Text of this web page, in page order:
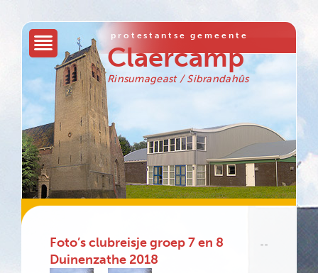
protestantse gemeente
Claercamp
Rinsumageast / Sibrandahûs
--
Foto’s clubreisje groep 7 en 8
Duinenzathe 2018